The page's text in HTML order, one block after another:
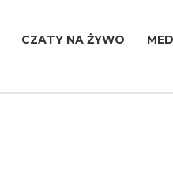
CZATY NA ŻYWO